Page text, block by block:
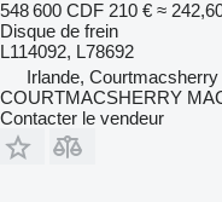
548 600 CDF 210 € ≈
Disque de frein
L114092, L78692
Irlande, Courtmacsherry
COURTMACSHERRY
Contacter le vendeur